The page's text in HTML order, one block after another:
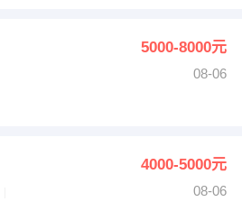
法律5000-8000元
08-06
4000-5000元
08-06